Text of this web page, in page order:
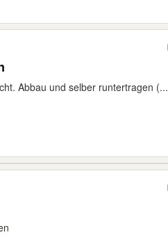
Abbau und selber runtertragen (...